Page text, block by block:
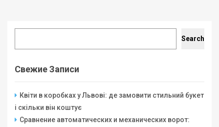
Search
Свежие Записи
Квіти в коробках у Львові: де замовити стильний букет
і скільки він коштує
Сравнение автоматических и механических ворот: